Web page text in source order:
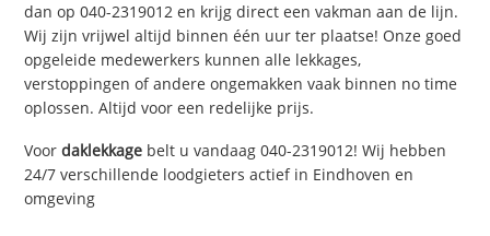
dan op 040-2319012 en krijg direct een vakman aan de lijn.
Wij zijn vrijwel altijd binnen één uur ter plaatse! Onze goed
opgeleide medewerkers kunnen alle lekkages,
verstoppingen of andere ongemakken vaak binnen no time
oplossen. Altijd voor een redelijke prijs.
Voordaklekkage belt u vandaag 040-2319012! Wij hebben
24/7 verschillende loodgieters actief in Eindhoven en
omgeving